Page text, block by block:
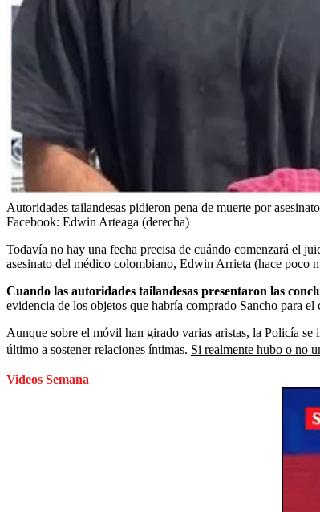
Autoridades tailandesas pidieron pena de muerte por
Facebook: Edwin Arteaga (derecha)
Todavía no hay una fecha precisa de cuándo comenzará el
asesinato del médico colombiano, Edwin Arrieta (hace poco
Cuando las autoridades tailandesas presentaron las
evidencia de los objetos que habría comprado Sancho para
Aunque sobre el móvil han girado varias aristas, la Policía se
último a sostener relaciones íntimas. Si realmente hubo o no
Videos Semana